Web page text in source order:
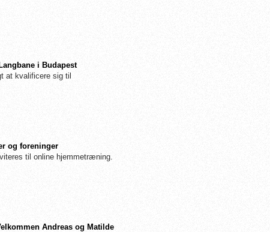
i Budapest
at kvalificere sig til
og foreninger
til online hjemmetræning.
Andreas og Matilde